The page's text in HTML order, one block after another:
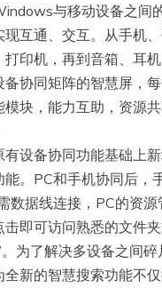
与移动设备之间
互通、交互。从手机
印机，再到音箱、耳
备协同矩阵的智慧屏，
块，能力互助，资源
设备协同功能基础上
。PC和手机协同后，
数据线连接，PC的资源
即可访问熟悉的文件
为了解决多设备之间碎
新的智慧搜索功能不